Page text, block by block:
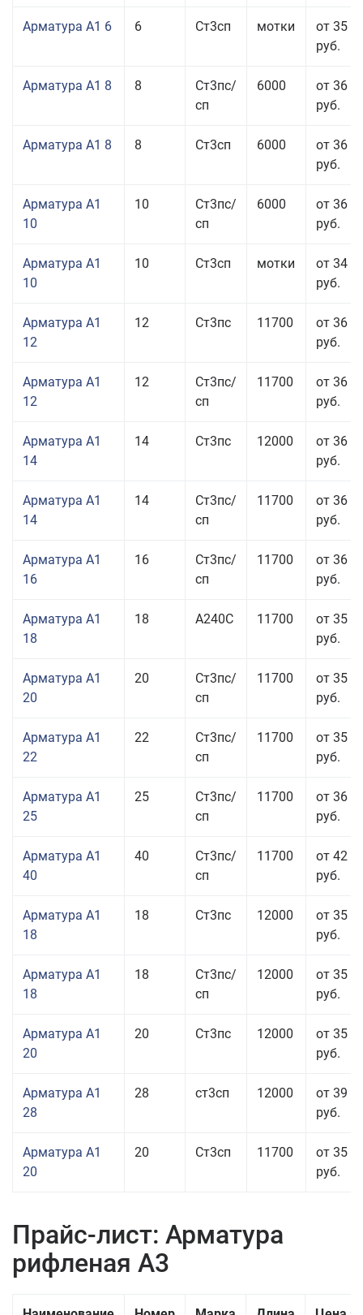
Арматура А1 6 6 Ст3сп мотки
от 35
руб.
Арматура А1 8 8
Ст3пс/
сп
6000
от 36
руб.
Арматура А1 8 8 Ст3сп 6000
от 36
руб.
Арматура А1
10
10
Ст3пс/
сп
6000
от 36
руб.
Арматура А1
10
10 Ст3сп мотки
от 34
руб.
Арматура А1
12
12 Ст3пс 11700
от 36
руб.
Арматура А1
12
12
Ст3пс/
сп
11700
от 36
руб.
Арматура А1
14
14 Ст3пс 12000
от 36
руб.
Арматура А1
14
14
Ст3пс/
сп
11700
от 36
руб.
Арматура А1
16
16
Ст3пс/
сп
11700
от 36
руб.
Арматура А1
18
18 А240С 11700
от 35
руб.
Арматура А1
20
20
Ст3пс/
сп
11700
от 35
руб.
Арматура А1
22
22
Ст3пс/
сп
11700
от 35
руб.
Арматура А1
25
25
Ст3пс/
сп
11700
от 36
руб.
Арматура А1
40
40
Ст3пс/
сп
11700
от 42
руб.
Арматура А1
18
18 Ст3пс 12000
от 35
руб.
Арматура А1
18
18
Ст3пс/
сп
12000
от 35
руб.
Арматура А1
20
20 Ст3пс 12000
от 35
руб.
Арматура А1
28
28 ст3сп 12000
от 39
руб.
Арматура А1
20
20 Ст3сп 11700
от 35
руб.
Прайс-лист: Арматура
рифленая А3